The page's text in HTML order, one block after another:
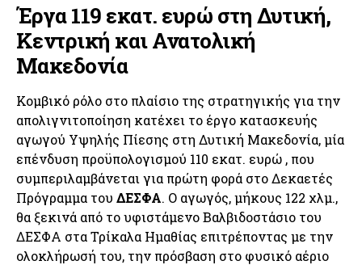
Έργα 119 εκατ. ευρώ στη Δυτική,
Κεντρική και Ανατολική
Μακεδονία
Κομβικό ρόλο στο πλαίσιο της στρατηγικής για την
απολιγνιτοποίηση κατέχει το έργο κατασκευής
αγωγού Υψηλής Πίεσης στη Δυτική Μακεδονία, μία
επένδυση προϋπολογισμού 110 εκατ. ευρώ , που
συμπεριλαμβάνεται για πρώτη φορά στο Δεκαετές
Πρόγραμμα του ΔΕΣΦΑ. Ο αγωγός, μήκους 122 χλμ.,
θα ξεκινά από το υφιστάμενο Βαλβιδοστάσιο του
ΔΕΣΦΑ στα Τρίκαλα Ημαθίας επιτρέποντας με την
ολοκλήρωσή του, την πρόσβαση στο φυσικό αέριο